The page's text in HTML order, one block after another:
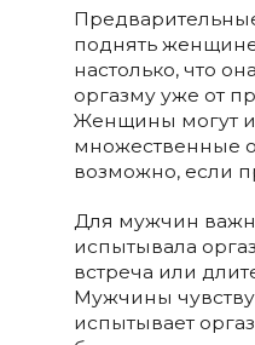
поднять
настолько, что
оргазму уже от
Женщины могут
множественные
возможно, если
Для мужчин
испытывала
встреча или
Мужчины
испытывает